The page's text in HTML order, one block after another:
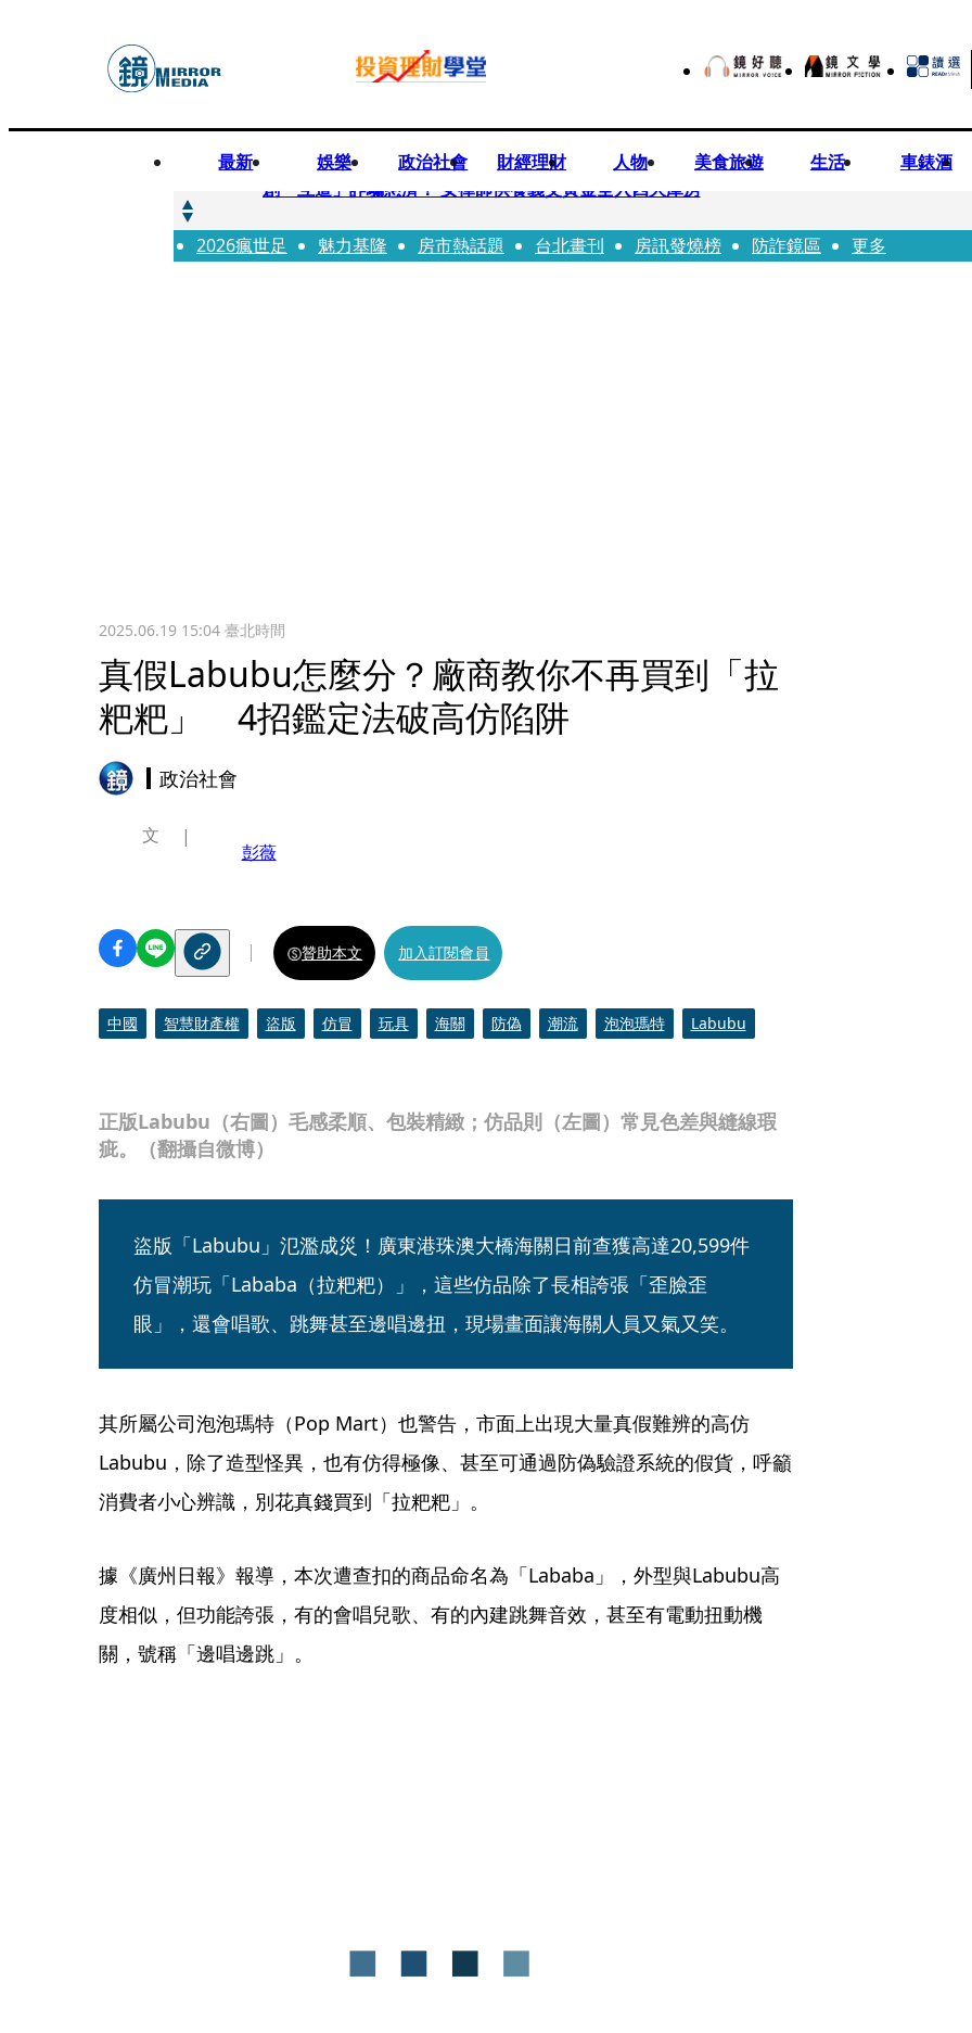
最新 娛樂 政治社會 財經理財 人物 美食旅遊 生活 車錶酒
快訊
創「互道」詐騙慈濟！ 女律師供養義父黃金全入四大庫房
快訊
前時力黨魁表態「反對刪公視預算」 盼在野三思：改凍結處理受質疑項目
2026瘋世足 魅力基隆 房市熱話題 台北畫刊 房訊發燒榜 防詐鏡區 更多
2025.06.19 15:04臺北時間
真假Labubu怎麼分？廠商教你不再買到「拉
粑粑」 4招鑑定法破高仿陷阱
政治社會
正版Labubu（右圖）毛感柔順、包裝精緻；仿品則（左圖）常見色差與縫線瑕
疵。（翻攝自微博）
文
彭薇
贊助本文 加入訂閱會員
中國 智慧財產權 盜版 仿冒 玩具 海關 防偽 潮流 泡泡瑪特 Labubu
盜版「Labubu」氾濫成災！廣東港珠澳大橋海關日前查獲高達20,599件
仿冒潮玩「Lababa（拉粑粑）」，這些仿品除了長相誇張「歪臉歪
眼」，還會唱歌、跳舞甚至邊唱邊扭，現場畫面讓海關人員又氣又笑。
其所屬公司泡泡瑪特（Pop Mart）也警告，市面上出現大量真假難辨的高仿
Labubu，除了造型怪異，也有仿得極像、甚至可通過防偽驗證系統的假貨，呼籲
消費者小心辨識，別花真錢買到「拉粑粑」。
據《廣州日報》報導，本次遭查扣的商品命名為「Lababa」，外型與Labubu高
度相似，但功能誇張，有的會唱兒歌、有的內建跳舞音效，甚至有電動扭動機
關，號稱「邊唱邊跳」。